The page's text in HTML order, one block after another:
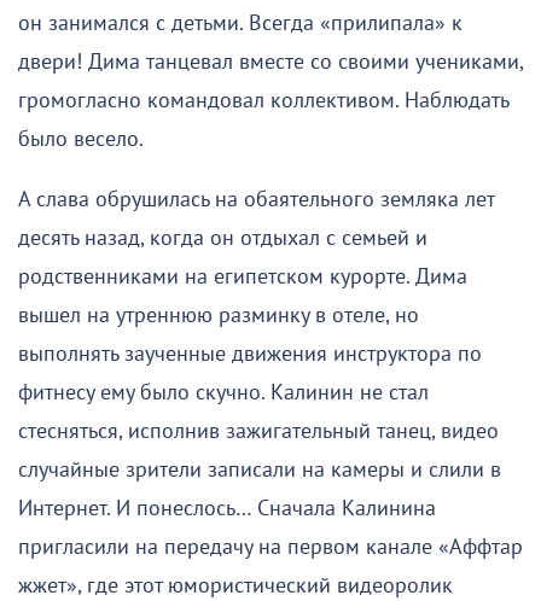
он занимался с детьми. Всегда «прилипала» к
двери! Дима танцевал вместе со своими учениками,
громогласно командовал коллективом. Наблюдать
было весело.
А слава обрушилась на обаятельного земляка лет
десять назад, когда он отдыхал с семьей и
родственниками на египетском курорте. Дима
вышел на утреннюю разминку в отеле, но
выполнять заученные движения инструктора по
фитнесу ему было скучно. Калинин не стал
стесняться, исполнив зажигательный танец, видео
случайные зрители записали на камеры и слили в
Интернет. И понеслось… Сначала Калинина
пригласили на передачу на первом канале «Аффтар
жжет», где этот юмористический видеоролик